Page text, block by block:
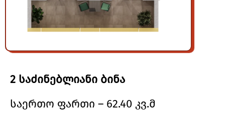
2 საძინებლიანი ბინა
საერთო ფართი – 62.40 კვ.მ